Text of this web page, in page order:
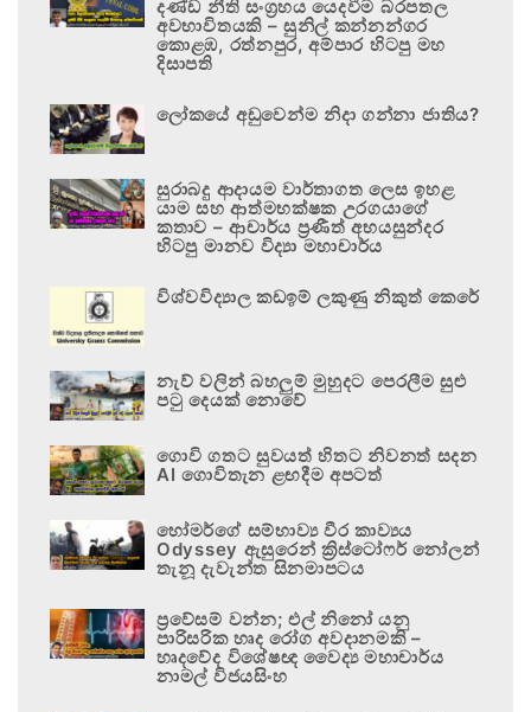
දණ්ඩ නීති සංග්‍රහය යෙදවීම බරපතල
අවභාවිතයකි – සුනිල් කන්නන්ගර
කොළඹ, රත්නපුර, අම්පාර හිටපු මහ
දිසාපති
ලෝකයේ අඩුවෙන්ම නිදා ගන්නා ජාතිය?
සුරාබදු ආදායම වාර්තාගත ලෙස ඉහළ
යාම සහ ආත්මභක්ෂක උරගයාගේ
කතාව – ආචාර්ය ප්‍රණීත් අභයසුන්දර
හිටපු මානව විද්‍යා මහාචාර්ය
විශ්වවිද්‍යාල කඩඉම් ලකුණු නිකුත් කෙරේ
නැව් වලින් බහලුම් මුහුදට පෙරලීම සුළු
පටු දෙයක් නොවේ
ගොවි ගතට සුවයත් හිතට නිවනත් සදන
AI ගොවිතැන ළඟදීම අපටත්
හෝමර්ගේ සම්භාව්‍ය වීර කාව්‍යය
Odyssey ඇසුරෙන් ක්‍රිස්ටෝෆර් නෝලන්
තැනූ දැවැන්ත සිනමාපටය
ප්‍රවේසම් වන්න; එල් නිනෝ යනු
පාරිසරික හෘද රෝග අවදානමකි –
හෘදවේද විශේෂඥ වෛද්‍ය මහාචාර්ය
නාමල් විජයසිංහ